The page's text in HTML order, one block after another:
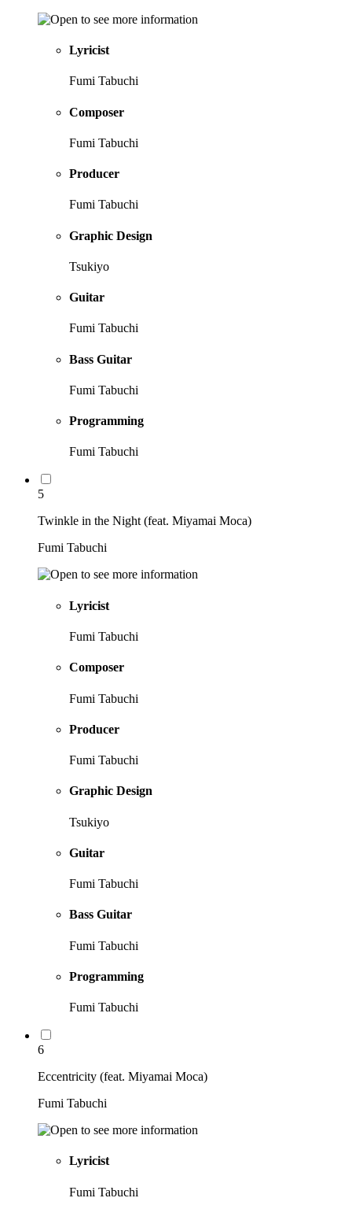
Lyricist
Fumi Tabuchi
Composer
Fumi Tabuchi
Producer
Fumi Tabuchi
Graphic Design
Tsukiyo
Guitar
Fumi Tabuchi
Bass Guitar
Fumi Tabuchi
Programming
Fumi Tabuchi
5
Twinkle in the Night (feat. Miyamai Moca)
Fumi Tabuchi
Lyricist
Fumi Tabuchi
Composer
Fumi Tabuchi
Producer
Fumi Tabuchi
Graphic Design
Tsukiyo
Guitar
Fumi Tabuchi
Bass Guitar
Fumi Tabuchi
Programming
Fumi Tabuchi
6
Eccentricity (feat. Miyamai Moca)
Fumi Tabuchi
Lyricist
Fumi Tabuchi